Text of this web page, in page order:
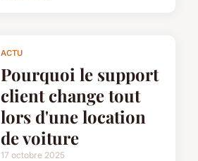
ACTU
Pourquoi le support
client change tout
lors d'une location
de voiture
17 octobre 2025